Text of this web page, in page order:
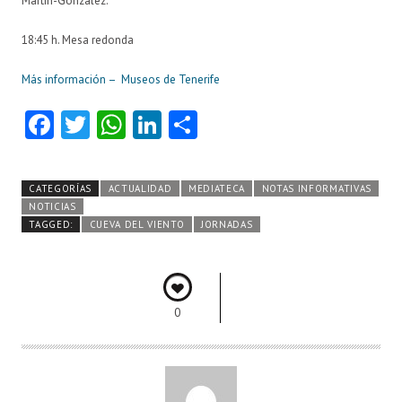
18:45 h. Mesa redonda
Más información – Museos de Tenerife
Fa
b
o
o
T
itt
er
W
ts
A
p
Li
e
dI
n
m
pa
rti
CATEGORÍAS ACTUALIDAD MEDIATECA
NOTAS INFORMATIVAS
NOTICIAS
TAGGED:
CUEVA DEL VIENTO JORNADAS
0